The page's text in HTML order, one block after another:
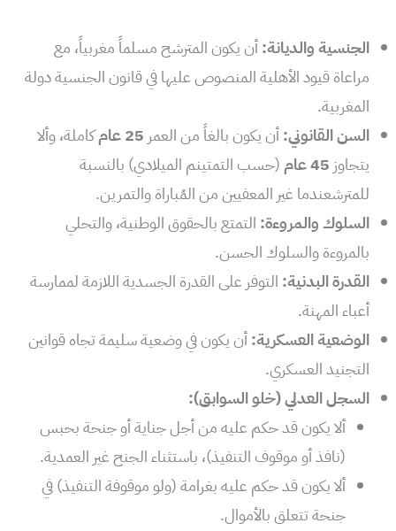
الجنسية والديانة:أن يكون المترشح مسلماً مغربياً، مع
مراعاة قيود الأهلية المنصوص عليها في قانون الجنسية دولة
المغربية.
السن القانوني:أن يكون بالغاً من العمر 25 عام
كاملة، وألا
يتجاوز 45 عام
(حسب التمتينم الميلادي) بالنسبة
للمترشعندما غير المعفيين من المُباراة والتمرين.
السلوك والمروءة: التمتع بالحقوق الوطنية، والتحلي
بالمروءة والسلوك الحسن.
القدرة البدنية: التوفر على القدرة الجسدية اللازمة لممارسة
أعباء المهنة.
الوضعية العسكرية:أن يكون في وضعية سليمة تجاه قوانين
التجنيد العسكري.
السجل العدلي (خلو السوابق):
ألا يكون قد حكم عليه من أجل جناية أو جنحة بحبس
(نافذ أو موقوف التنفيذ)، باستثناء الجنح غير العمدية.
ألا يكون قد حكم عليه بغرامة (ولو موقوفة التنفيذ) في
جنحة تتعلق بالأموال.